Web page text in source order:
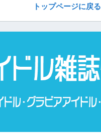
トップページに戻る